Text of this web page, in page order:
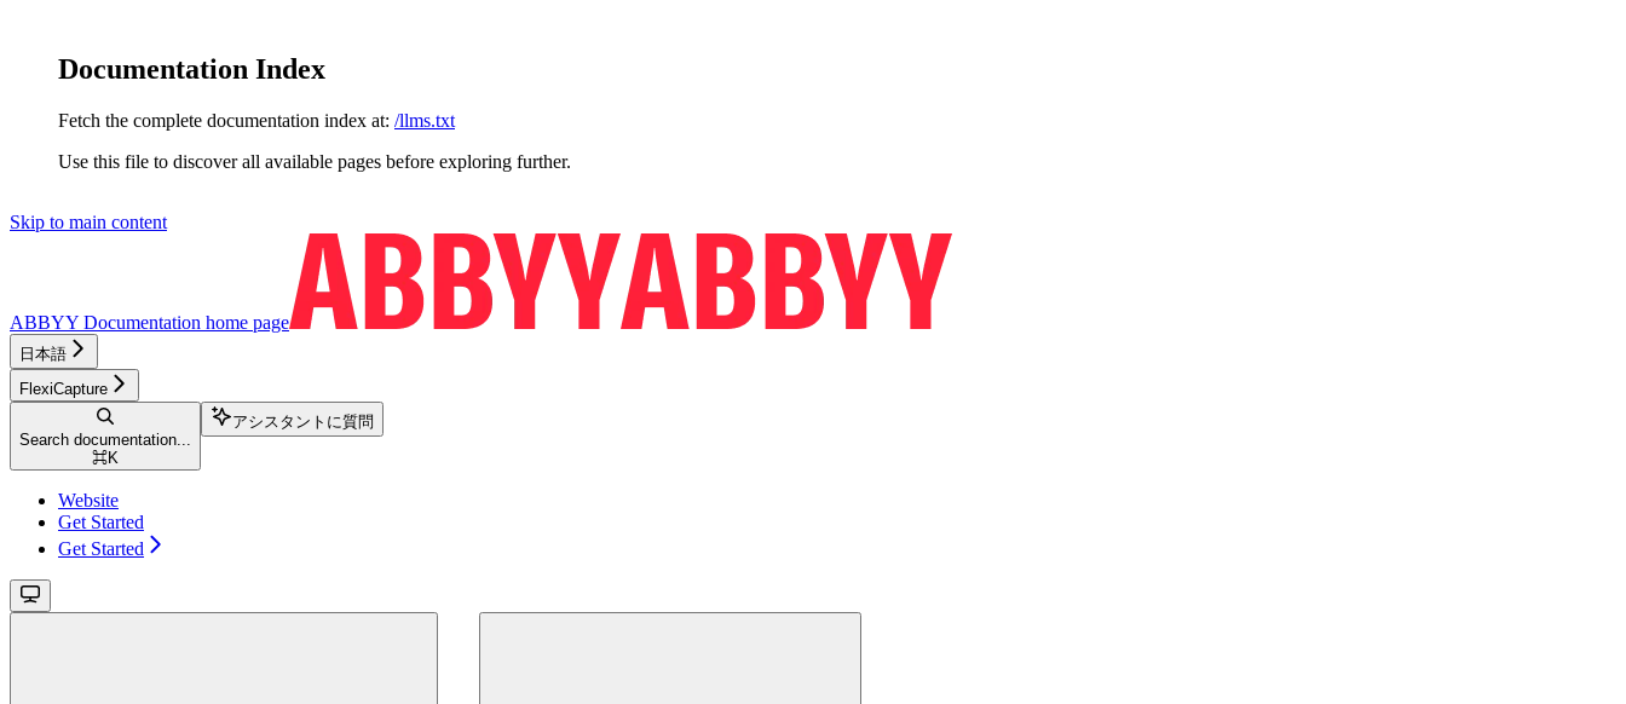
Documentation Index
Fetch the complete documentation index at: /llms.txt
Use this file to discover all available pages before exploring further.
Skip to main content
ABBYY Documentation home page
日本語
FlexiCapture
Search documentation...
⌘K
アシスタントに質問
Website
Get Started
Get Started